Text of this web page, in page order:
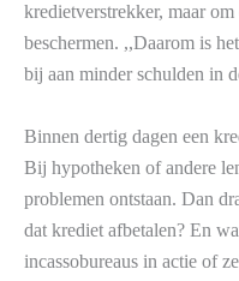
kredietverstrekker, maar
beschermen. ,,Daarom is
bij aan minder schulden in
Binnen dertig dagen een
Bij hypotheken of andere
problemen ontstaan. Dan
dat krediet afbetalen? En
incassobureaus in actie of